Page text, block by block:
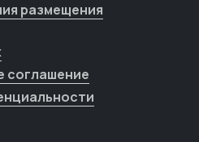
размещения
соглашение